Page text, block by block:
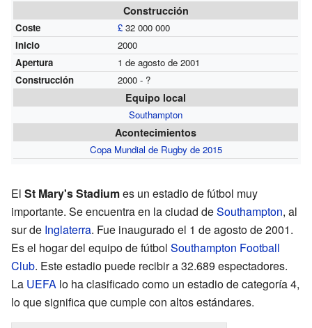
Construcción
Coste £32 000 000
Inicio
2000
Apertura
1 de agosto de 2001
Construcción
2000 - ?
Equipo local
Southampton
Acontecimientos
Copa Mundial de Rugby de 2015
El St Mary's Stadiumes un estadio de fútbol muy
importante. Se encuentra en la ciudad deSouthampton, al
sur de Inglaterra. Fue inaugurado el 1 de agosto de 2001.
Es el hogar del equipo de fútbol Southampton Football
Club. Este estadio puede recibir a 32.689 espectadores.
La UEFA lo ha clasificado como un estadio de categoría 4,
lo que significa que cumple con altos estándares.